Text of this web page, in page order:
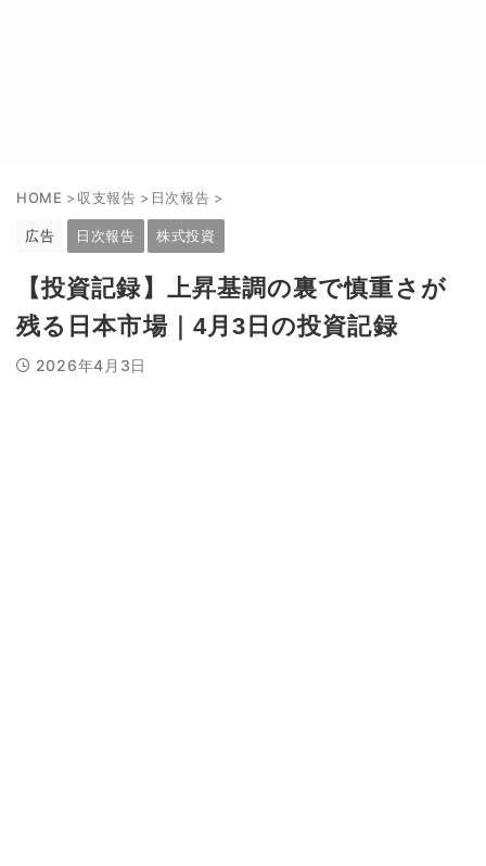
HOME >収支報告 > 日次報告 >
広告 日次報告 株式投資
【投資記録】上昇基調の裏で慎重さが
残る日本市場｜4月3日の投資記録
2026年4月3日